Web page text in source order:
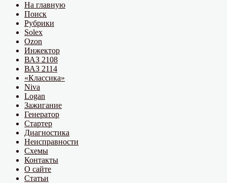
На главную
Поиск
Рубрики
Solex
Ozon
Инжектор
ВАЗ 2108
ВАЗ 2114
«Классика»
Niva
Logan
Зажигание
Генератор
Стартер
Диагностика
Неисправности
Схемы
Контакты
О сайте
Статьи